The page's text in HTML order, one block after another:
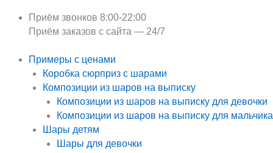
Приём звонков 8:00-22:00
Приём заказов с сайта — 24/7
Примеры с ценами
Коробка сюрприз с шарами
Композиции из шаров на выписку
Композиции из шаров на выписку для девочки
Композиции из шаров на выписку для мальчика
Шары детям
Шары для девочки